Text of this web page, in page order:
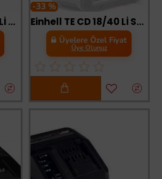
Einhell TP-CD 18/40 Lİ BL Solo Akülü Vidalama Akü ve Şarj Cihazı Hariç
-33 %
Einhell TE CD 18/40 Lİ Solo Vidalama
Üyelere Özel Fiyat
Üye Olunuz